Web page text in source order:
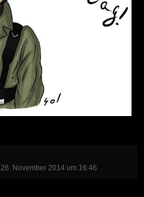
26. November 2014 um 16:46